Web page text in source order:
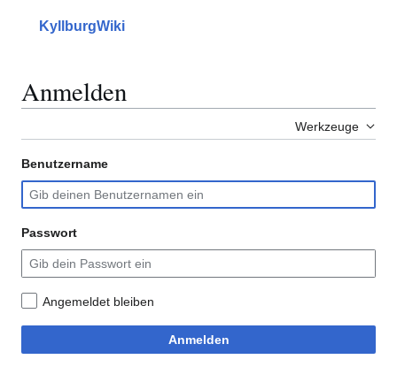
springenHauptmenü
KyllburgWiki
Anmelden
Werkzeuge
Benutzername
Passwort
Angemeldet bleiben
Anmelden